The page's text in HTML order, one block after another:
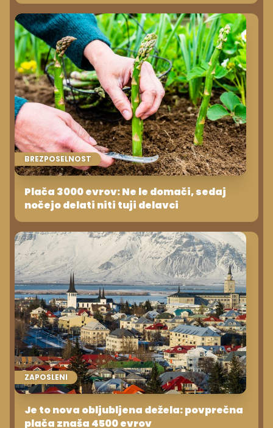
BREZPOSELNOST
Plača 3000 evrov: Ne le domači, sedaj
nočejo delati niti tuji delavci
ZAPOSLENI
Je to nova obljubljena dežela: povprečna
plača znaša 4500 evrov